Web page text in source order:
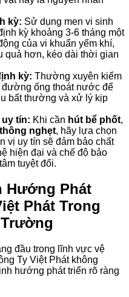
kỳ: Sử dụng men vi sinh
kỳ khoảng 3-6 tháng một
của vi khuẩn yếm khí,
quả hơn, kéo dài thời gian
kỳ: Thường xuyên kiểm
đường ống thoát nước để
bất thường và xử lý kịp
tín: Khi cần hút bể phốt,
thông nghẹt, hãy lựa chọn
vị uy tín sẽ đảm bảo chất
hiện đại và chế độ bảo
tuyệt đối.
Hướng Phát
Phát Trong
đầu trong lĩnh vực vệ
Ty Việt Phát không
hướng phát triển rõ ràng